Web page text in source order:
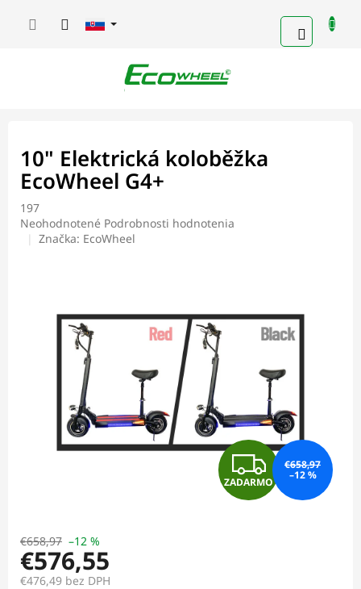
KOŠÍK
10" Elektrická koloběžka
EcoWheel G4+
197
Priemerné
hodnotenie
hviezdičiek.
Neohodnotené Podrobnosti hodnotenia
Značka: EcoWheel
Z
A
ZADARMO
€658,97
–12 %
€658,97 –12 %
€576,55
€476,49 bez DPH